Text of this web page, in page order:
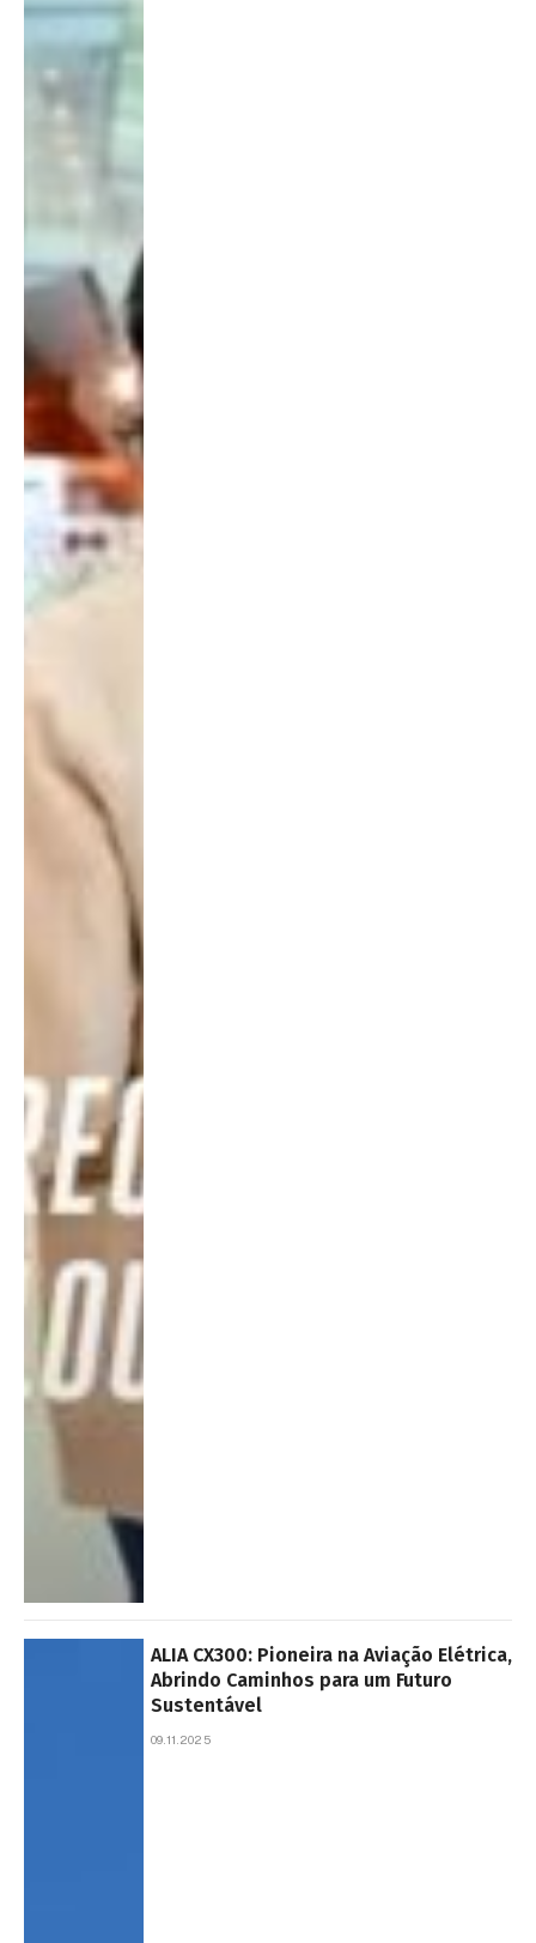
ALIA CX300: Pioneira na Aviação Elétrica,
Abrindo Caminhos para um Futuro
Sustentável
09.11.2025